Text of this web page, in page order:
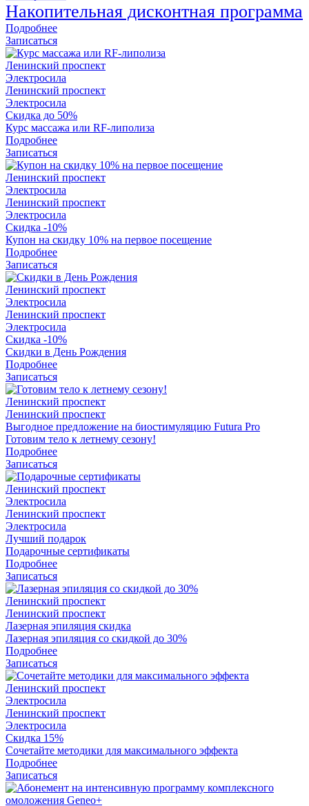
Накопительная дисконтная программа
Подробнее
Записаться
Ленинский проспект
Электросила
Ленинский проспект
Электросила
Скидка до 50%
Курс массажа или RF-липолиза
Подробнее
Записаться
Ленинский проспект
Электросила
Ленинский проспект
Электросила
Скидка -10%
Купон на скидку 10% на первое посещение
Подробнее
Записаться
Ленинский проспект
Электросила
Ленинский проспект
Электросила
Скидка -10%
Скидки в День Рождения
Подробнее
Записаться
Ленинский проспект
Ленинский проспект
Выгодное предложение на биостимуляцию Futura Pro
Готовим тело к летнему сезону!
Подробнее
Записаться
Ленинский проспект
Электросила
Ленинский проспект
Электросила
Лучший подарок
Подарочные сертификаты
Подробнее
Записаться
Ленинский проспект
Ленинский проспект
Лазерная эпиляция скидка
Лазерная эпиляция со скидкой до 30%
Подробнее
Записаться
Ленинский проспект
Электросила
Ленинский проспект
Электросила
Скидка 15%
Сочетайте методики для максимального эффекта
Подробнее
Записаться